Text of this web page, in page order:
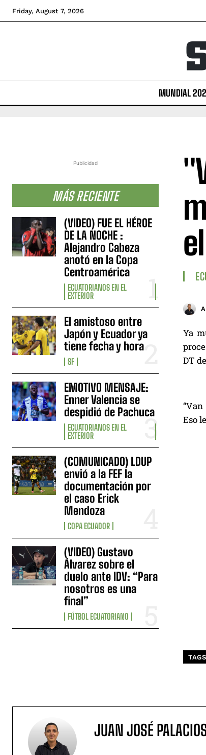
Friday, August 7, 2026
MUNDIAL
Publicidad
MÁS RECIENTE
(VIDEO) FUE EL HÉROE
DE LA NOCHE :
Alejandro Cabeza
anotó en la Copa
Centroamérica
ECUATORIANOS EN EL
EXTERIOR
El amistoso entre
Japón y Ecuador ya
tiene fecha y hora
SF
EMOTIVO MENSAJE:
Enner Valencia se
despidió de Pachuca
ECUATORIANOS EN EL
EXTERIOR
(COMUNICADO) LDUP
envió a la FEF la
documentación por
el caso Erick
Mendoza
COPA ECUADOR
(VIDEO) Gustavo
Álvarez sobre el
duelo ante IDV: “Para
nosotros es una
final”
FÚTBOL ECUATORIANO
Ya
DT
Eso
TAGS
JUAN JOSÉ